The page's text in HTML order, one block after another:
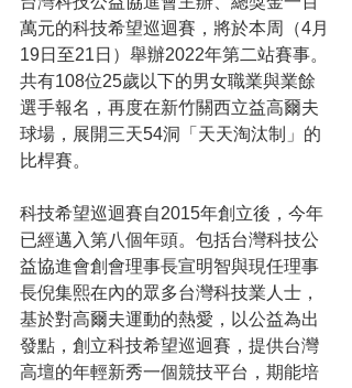
萬元的科技希望巡迴賽，將於本周（4月
19日至21日）舉辦2022年第二站賽事。
共有108位25歲以下的男女職業與業餘
選手報名，再度在新竹關西立益高爾夫
球場，展開三天54洞「天天淘汰制」的
比桿賽。
科技希望巡迴賽自2015年創立後，今年
已經邁入第八個年頭。包括台灣科技公
益協進會創會理事長宣明智與現任理事
長倪集熙在內的眾多台灣科技業人士，
基於對高爾夫運動的熱愛，以公益為出
發點，創立科技希望巡迴賽，提供台灣
高壇的年輕新秀一個競技平台，期能培